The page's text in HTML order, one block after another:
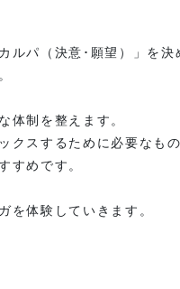
パ（決意･願望）」を決
体制を整えます。
スするために必要なも
すめです。
体験していきます。